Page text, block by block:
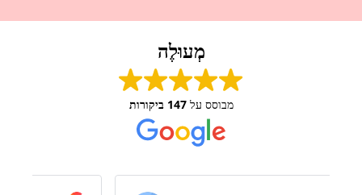
מְעוּלֶה
מבוסס על147 ביקורות